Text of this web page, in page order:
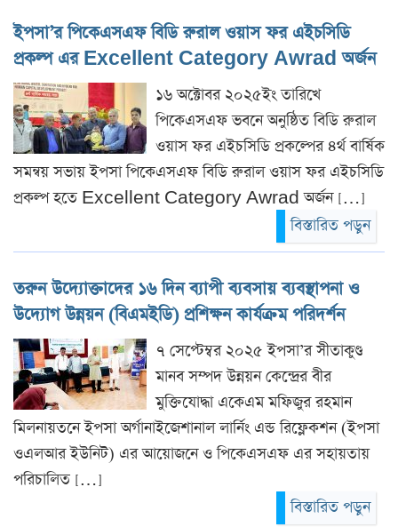
ইপসা’র পিকেএসএফ বিডি রুরাল ওয়াস ফর এইচসিডি
প্রকল্প এর Excellent Category Awrad অর্জন
১৬ অক্টোবর ২০২৫ইং তারিখে
পিকেএসএফ ভবনে অনুষ্ঠিত বিডি রুরাল
ওয়াস ফর এইচসিডি প্রকল্পের ৪র্থ বার্ষিক
সমন্বয় সভায় ইপসা পিকেএসএফ বিডি রুরাল ওয়াস ফর এইচসিডি
প্রকল্প হতে Excellent Category Awrad অর্জন […]
বিস্তারিত পড়ুন
তরুন উদ্যোক্তাদের ১৬ দিন ব্যাপী ব্যবসায় ব্যবস্থাপনা ও
উদ্যোগ উন্নয়ন (বিএমইডি) প্রশিক্ষন কার্যক্রম পরিদর্শন
৭ সেপ্টেম্বর ২০২৫ ইপসা’র সীতাকুণ্ড
মানব সম্পদ উন্নয়ন কেন্দ্রের বীর
মুক্তিযোদ্ধা একেএম মফিজুর রহমান
মিলনায়তনে ইপসা অর্গানাইজেশানাল লার্নিং এন্ড রিফ্লেকশন (ইপসা
ওএলআর ইউনিট) এর আয়োজনে ও পিকেএসএফ এর সহায়তায়
পরিচালিত […]
বিস্তারিত পড়ুন